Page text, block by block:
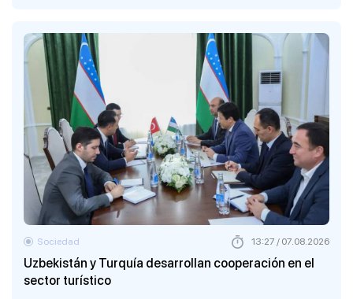
Uzbekistán y Turquía desarrollan cooperación en el
sector turístico
Sociedad 13:27 / 07.08.2026